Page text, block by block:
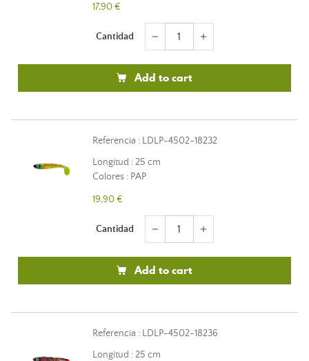
17,90 €
Cantidad remove add
Add to cart
Referencia : LDLP-4502-18232
Longitud : 25 cm
Colores : PAP
19,90 €
Cantidad remove add
Add to cart
Referencia : LDLP-4502-18236
Longitud : 25 cm